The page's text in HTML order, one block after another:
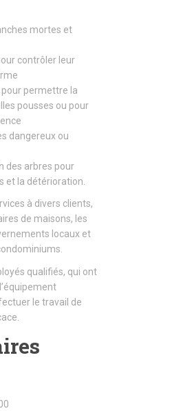
mortes et
contrôler leur
pour permettre la
pousses ou pour
dangereux ou
des arbres pour
et la détérioration.
à divers clients,
de maisons, les
locaux et
qualifiés, qui ont
le travail de